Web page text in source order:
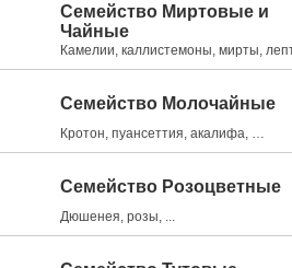
Семейство Миртовые и
Чайные
Камелии, каллистемоны, мирты,
Семейство Молочайные
Кротон, пуансеттия, акалифа, …
Семейство Розоцветные
Дюшенея, розы, ...